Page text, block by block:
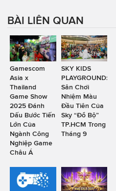
BÀI LIÊN QUAN
Gamescom
Asia x
Thailand
Game Show
2025 Đánh
Dấu Bước Tiến
Lớn Của
Ngành Công
Nghiệp Game
Châu Á
SKY KIDS
PLAYGROUND:
Sân Chơi
Nhiệm Màu
Đầu Tiên Của
Sky “Đổ Bộ”
TP.HCM Trong
Tháng 9